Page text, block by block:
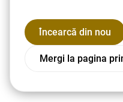
Încearcă din nou
Mergi la pagina